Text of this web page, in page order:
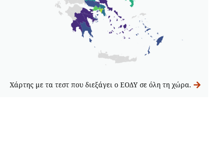
Χάρτης με τα τεστ που διεξάγει ο ΕΟΔΥ σε όλη τη χώρα.